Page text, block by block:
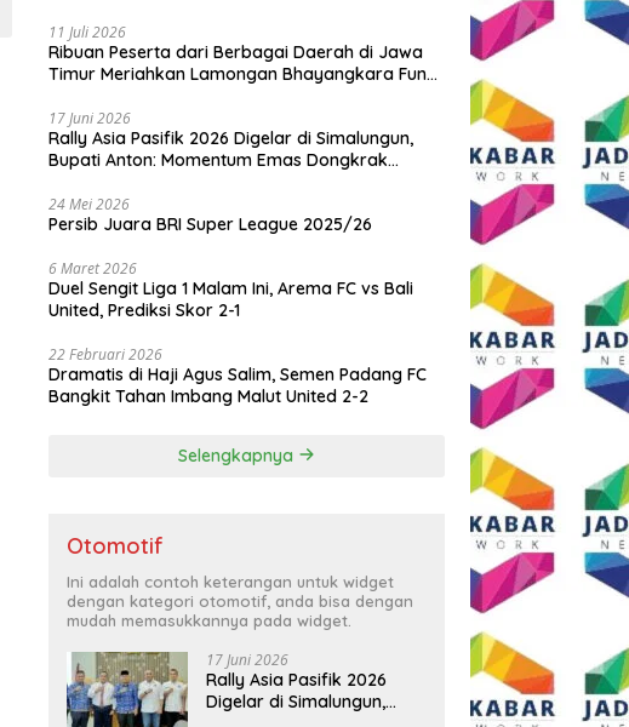
11 Juli 2026
Ribuan Peserta dari Berbagai Daerah di Jawa
Timur Meriahkan Lamongan Bhayangkara Fun
17 Juni 2026
Rally Asia Pasifik 2026 Digelar di Simalungun,
Bupati Anton: Momentum Emas Dongkrak
24 Mei 2026
Persib Juara BRI Super League 2025/26
6 Maret 2026
Duel Sengit Liga 1 Malam Ini, Arema FC vs Bali
United, Prediksi Skor 2-1
22 Februari 2026
Dramatis di Haji Agus Salim, Semen Padang FC
Bangkit Tahan Imbang Malut United 2-2
Selengkapnya
Otomotif
Ini adalah contoh keterangan untuk widget
dengan kategori otomotif, anda bisa dengan
mudah memasukkannya pada widget.
17 Juni 2026
Rally Asia Pasifik 2026
Digelar di Simalungun,